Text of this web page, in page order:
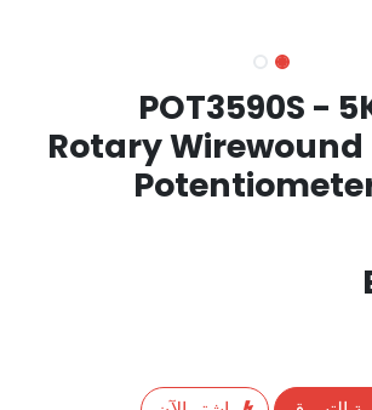
POT3590S -
Rotary Wirewound